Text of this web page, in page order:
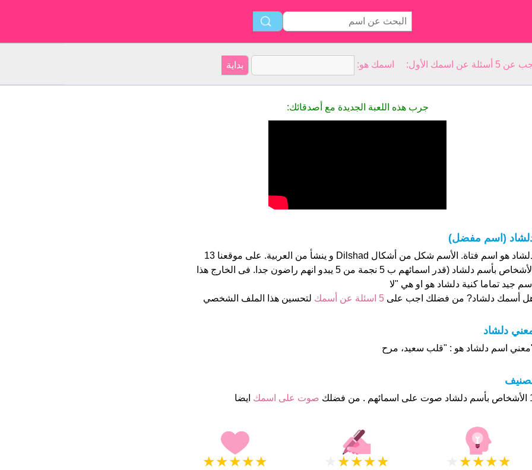
الأول: اسمك هو:
جرب هذه اللعبة الجديدة مع أصدقائك:
(اسم مفضل)
دلشاد هو اسم فتاة. الأسم شكل من أشكال Dilshad و ينشأ من العربية. على موقعنا 13
الأشخاص بأسم دلشاد (قدر اسمائهم ب 5 نجمة من 5 يبدو انهم راضون جدا. فى الخارج هذا
جيد تماما كنية دلشاد هو او هي "لا
أسمك دلشاد? من فضلك اجب على5 اسئلة عن أسمك لتحسين هذا الملف الشخصي
دلشاد
اسم دلشاد هو : "قلب سعيد، مرح
فضلك صوت على اسمك ايضا
★
★
★
★
★ ★
★
★
★ ★
★
★
★